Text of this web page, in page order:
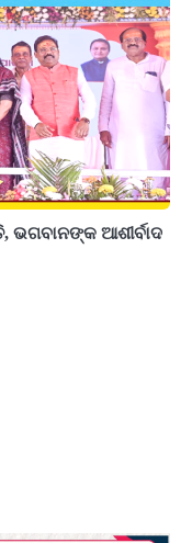
ଭଗବାନଙ୍କ ଆଶୀର୍ବାଦ